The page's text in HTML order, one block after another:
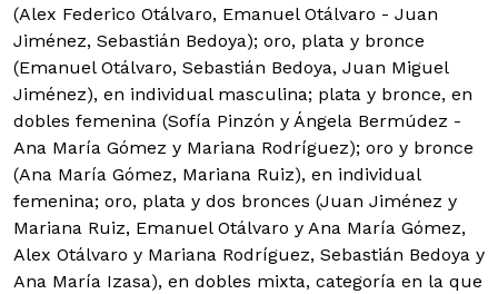
(Alex Federico Otálvaro, Emanuel Otálvaro - Juan
Jiménez, Sebastián Bedoya); oro, plata y bronce
(Emanuel Otálvaro, Sebastián Bedoya, Juan Miguel
Jiménez), en individual masculina; plata y bronce, en
dobles femenina (Sofía Pinzón y Ángela Bermúdez -
Ana María Gómez y Mariana Rodríguez); oro y bronce
(Ana María Gómez, Mariana Ruiz), en individual
femenina; oro, plata y dos bronces (Juan Jiménez y
Mariana Ruiz, Emanuel Otálvaro y Ana María Gómez,
Alex Otálvaro y Mariana Rodríguez, Sebastián Bedoya y
Ana María Izasa), en dobles mixta, categoría en la que